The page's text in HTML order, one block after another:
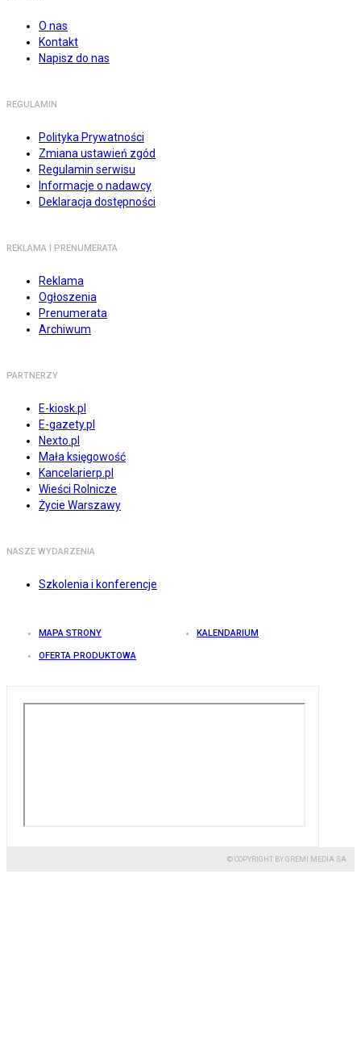
O nas
Kontakt
Napisz do nas
REGULAMIN
Polityka Prywatności
Zmiana ustawień zgód
Regulamin serwisu
Informacje o nadawcy
Deklaracja dostępności
REKLAMA I PRENUMERATA
Reklama
Ogłoszenia
Prenumerata
Archiwum
PARTNERZY
E-kiosk.pl
E-gazety.pl
Nexto.pl
Mała księgowość
Kancelarierp.pl
Wieści Rolnicze
Życie Warszawy
NASZE WYDARZENIA
Szkolenia i konferencje
MAPA STRONY KALENDARIUM
OFERTA PRODUKTOWA
© COPYRIGHT BY GREMI MEDIA SA